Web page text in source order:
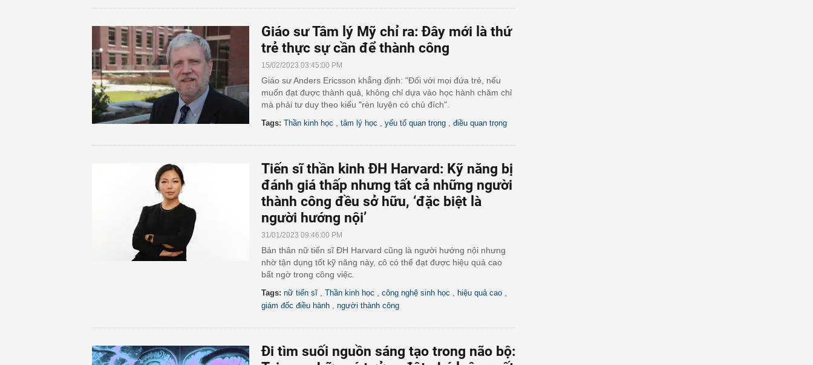
Giáo sư Tâm lý Mỹ chỉ ra: Đây mới là thứ
trẻ thực sự cần để thành công
15/02/2023 03:45:00 PM
Giáo sư Anders Ericsson khẳng định: "Đối với mọi đứa trẻ, nếu
muốn đạt được thành quả, không chỉ dựa vào học hành chăm chỉ
mà phải tư duy theo kiểu "rèn luyện có chủ đích".
Tags: Thần kinh học tâm lý học yếu tố quan trọng điều quan trọng
Tiến sĩ thần kinh ĐH Harvard: Kỹ năng bị
đánh giá thấp nhưng tất cả những người
thành công đều sở hữu, ‘đặc biệt là
người hướng nội’
31/01/2023 09:46:00 PM
Bản thân nữ tiến sĩ ĐH Harvard cũng là người hướng nội nhưng
nhờ tận dụng tốt kỹ năng này, cô có thể đạt được hiệu quả cao
bất ngờ trong công việc.
Tags: nữ tiến sĩ Thần kinh học công nghệ sinh học hiệu quả cao
giám đốc điều hành người thành công
Đi tìm suối nguồn sáng tạo trong não bộ: